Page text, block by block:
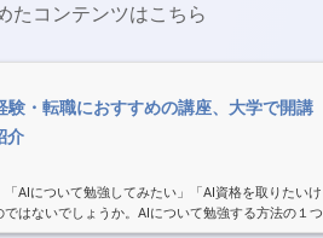
たコンテンツはこちら
験・転職におすすめの講座、大学で開講
介
AIについて勉強してみたい」「AI資格を取りたいけ
はないでしょうか。AIについて勉強する方法の１つ
そこで、本記事ではさまざまな...